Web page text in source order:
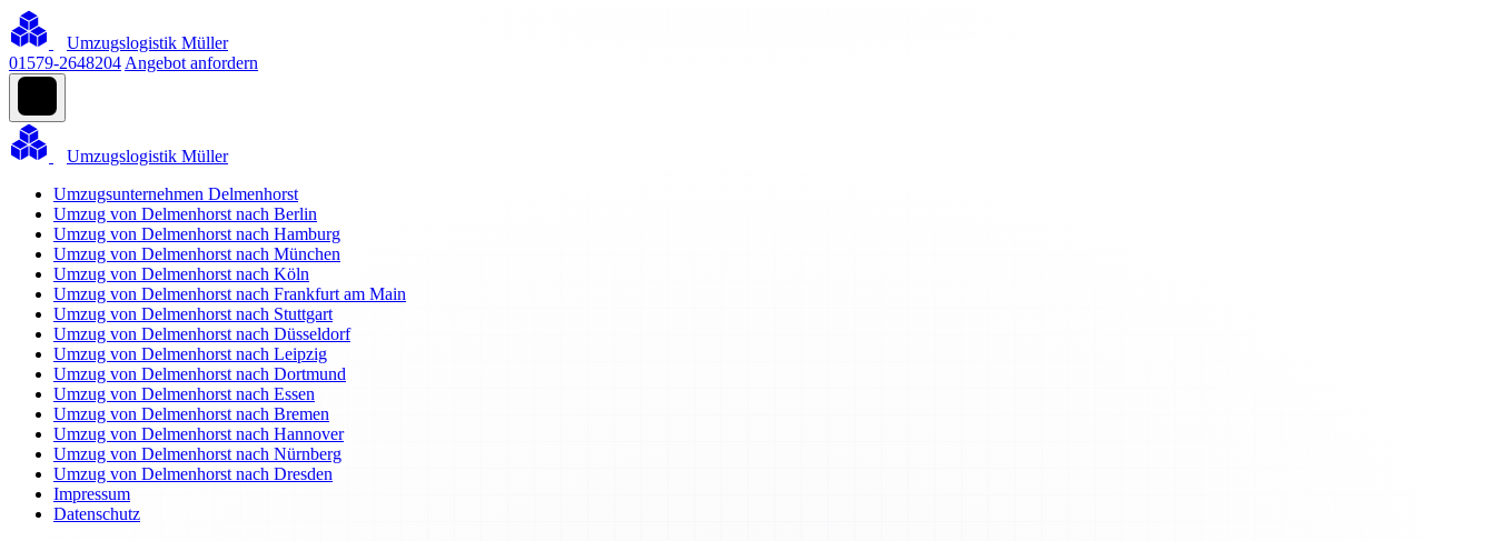
Umzugslogistik Müller
01579-2648204 Angebot anfordern
Umzugslogistik Müller
Umzugsunternehmen Delmenhorst
Umzug von Delmenhorst nach Berlin
Umzug von Delmenhorst nach Hamburg
Umzug von Delmenhorst nach München
Umzug von Delmenhorst nach Köln
Umzug von Delmenhorst nach Frankfurt am Main
Umzug von Delmenhorst nach Stuttgart
Umzug von Delmenhorst nach Düsseldorf
Umzug von Delmenhorst nach Leipzig
Umzug von Delmenhorst nach Dortmund
Umzug von Delmenhorst nach Essen
Umzug von Delmenhorst nach Bremen
Umzug von Delmenhorst nach Hannover
Umzug von Delmenhorst nach Nürnberg
Umzug von Delmenhorst nach Dresden
Impressum
Datenschutz